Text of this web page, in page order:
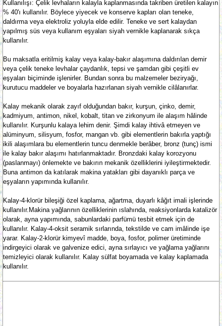
Kullanılışı: Çelik levhaların kalayla kaplanmasında takriben üretilen kalayın
% 40'ı kullanılır. Böylece yiyecek ve konserve kapları olan teneke,
daldırma veya elektroliz yoluyla elde edilir. Teneke ve sert kalaydan
yapılmış süs veya kullanım eşyaları siyah vernikle kaplanarak sıkça
kullanılır.
Bu maksatla eritilmiş kalay veya kalay-bakır alaşımına daldırılan demir
veya çelik teneke levhalar çaydanlık, tepsi ve şamdan gibi çeşitli ev
eşyaları biçiminde işlenirler. Bundan sonra bu malzemeler beziryağı,
kurutucu maddeler ve boyalarla hazırlanan siyah vernikle cilâlanırlar.
Kalay mekanik olarak zayıf olduğundan bakır, kurşun, çinko, demir,
kadmiyum, antimon, nikel, kobalt, titan ve zirkonyum ile alaşım hâlinde
kullanılır. Kurşunlu kalaya lehim denir. Şimdi kalay ihtivâ etmeyen ve
alüminyum, silisyum, fosfor, mangan vb. gibi elementlerin bakırla yaptığı
ikili alaşımlara bu elementlerin tuncu denmekle berâber, bronz (tunç) ismi
ile kalay bakır alaşımı hatırlanmaktadır. Bronzdaki kalay korozyonu
(paslanmayı) önlemekte ve bakırın mekanik özelliklerini iyileştirmektedir.
Buna antimon da katılarak makina yatakları gibi dayanıklı parça ve
eşyaların yapımında kullanılır.
Kalay-4-klorür bileşiği özel kaplama, ağartma, duyarlı kâğıt imali işlerinde
kullanılır.Makina yağlarının özelliklerinin ıslahında, reaksiyonlarda katalizör
olarak, ayna yapımında, sabunlardaki parfümü tesbit etmek için de
kullanılır. Kalay-4-oksit seramik sırlarında, tekstilde ve cam imâlinde işe
yarar. Kalay-2-klorür kimyevî madde, boya, fosfor, polimer üretiminde
indirgeyici olarak ve galvenize edici, ayna sırlayıcı ve yağlama yağlarını
temizleyici olarak kullanılır. Kalay sülfat boyamada ve kalay kaplamada
kullanılır.